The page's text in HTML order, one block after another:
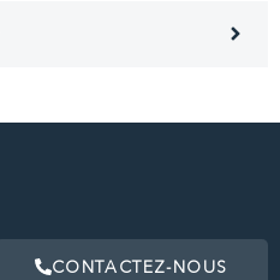
CONTACTEZ-NOUS